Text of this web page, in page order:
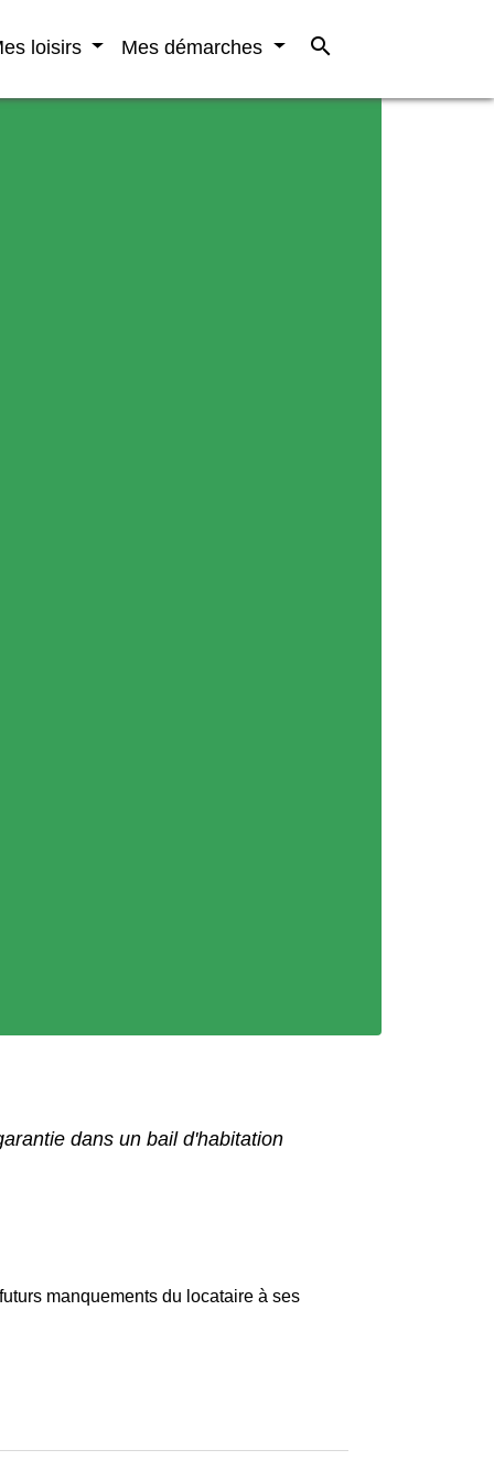
loisirs Mes démarches search
dans un bail d'habitation
manquements du locataire à ses